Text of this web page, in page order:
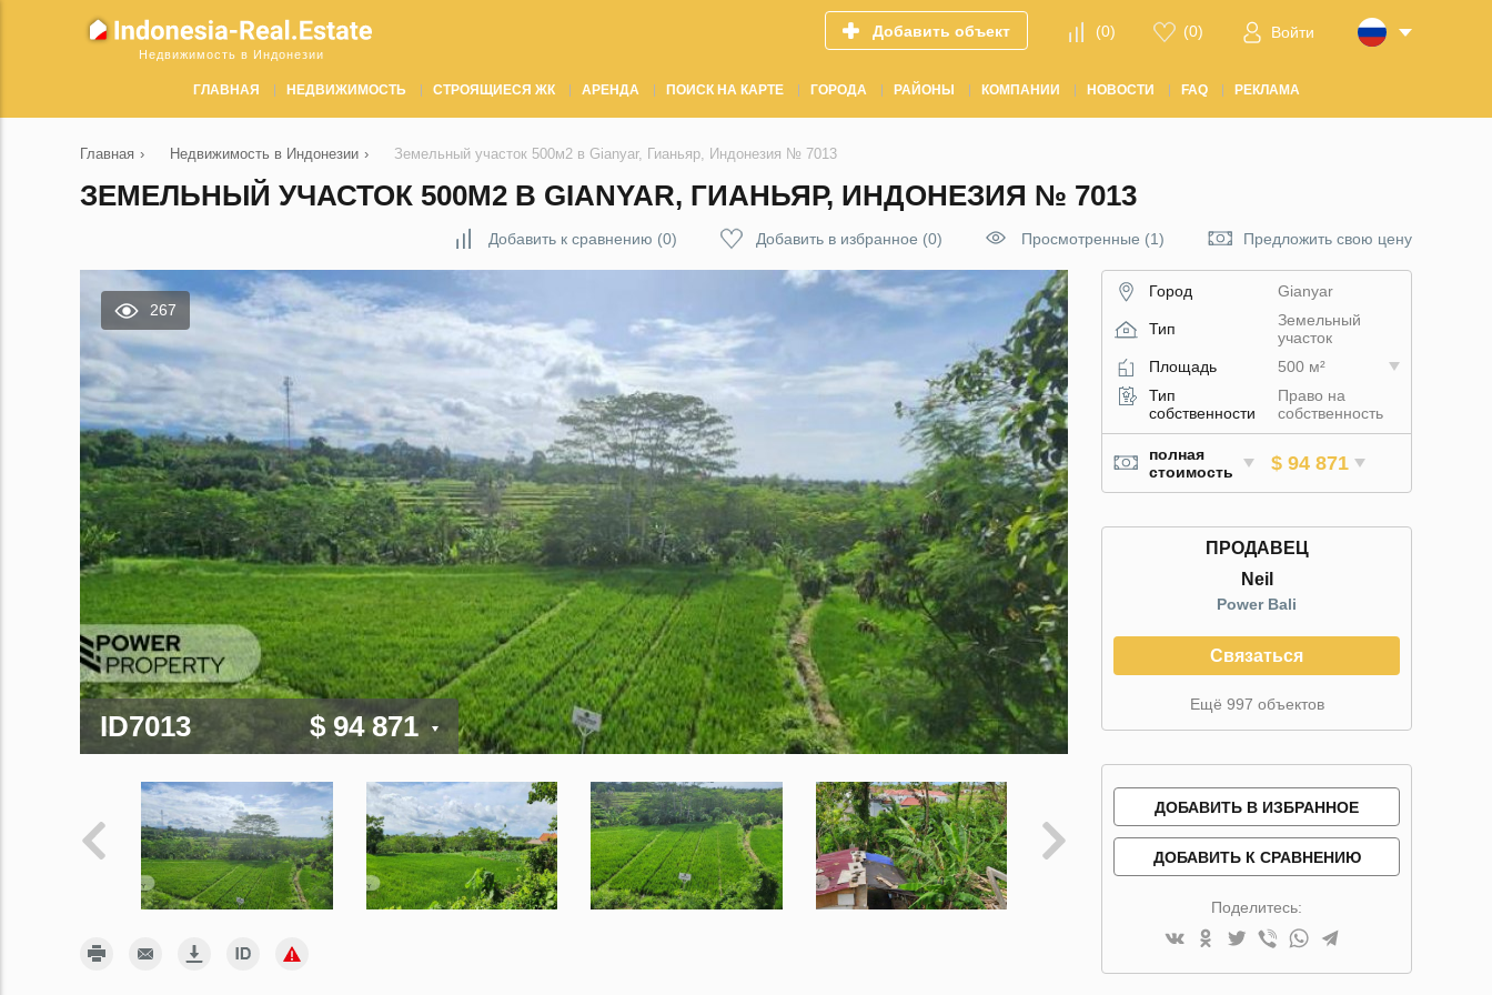
Недвижимость в Индонезии
Добавить объект (0) (0) Войти
ГЛАВНАЯ НЕДВИЖИМОСТЬ СТРОЯЩИЕСЯ ЖК АРЕНДА ПОИСК НА КАРТЕ ГОРОДА РАЙОНЫ КОМПАНИИ НОВОСТИ FAQ РЕКЛАМА
Главная › Недвижимость в Индонезии › Земельный участок 500м2 в Gianyar, Гианьяр, Индонезия № 7013
ЗЕМЕЛЬНЫЙ УЧАСТОК 500М2 В GIANYAR, ГИАНЬЯР, ИНДОНЕЗИЯ № 7013
Добавить к сравнению (0) Добавить в избранное (0) Просмотренные (1) Предложить свою цену
267
ID7013 $ 94 871
Город Gianyar
Тип
Земельный
участок
Площадь
500 м²
Тип
собственности
Право на
собственность
полная
стоимость
$ 94 871
ПРОДАВЕЦ
Neil
Power Bali
Связаться
Ещё 997 объектов
ДОБАВИТЬ В ИЗБРАННОЕ
ДОБАВИТЬ К СРАВНЕНИЮ
Поделитесь: